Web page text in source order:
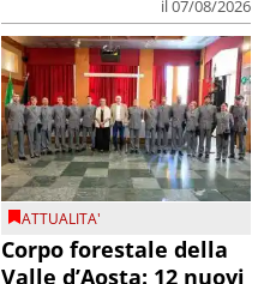
il 07/08/2026
ATTUALITA'
Corpo forestale della
Valle d’Aosta: 12 nuovi